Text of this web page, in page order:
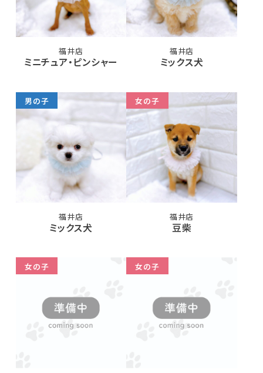
福井店
ミニチュア・ピンシャー
福井店
ミックス犬
男の子
福井店
ミックス犬
女の子
福井店
豆柴
女の子 女の子